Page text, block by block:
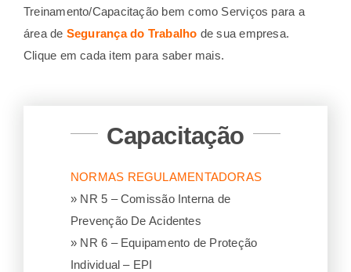
Treinamento/Capacitação bem como Serviços para a
área de Segurança do Trabalho de sua empresa.
Clique em cada item para saber mais.
Capacitação
NORMAS REGULAMENTADORAS
» NR 5 – Comissão Interna de
Prevenção De Acidentes
» NR 6 – Equipamento de Proteção
Individual – EPI